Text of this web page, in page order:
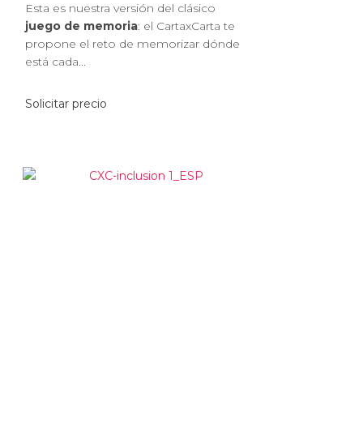
Esta es nuestra versión del clásico
juego de memoria: el CartaxCarta te
propone el reto de memorizar dónde
está cada...
Solicitar precio